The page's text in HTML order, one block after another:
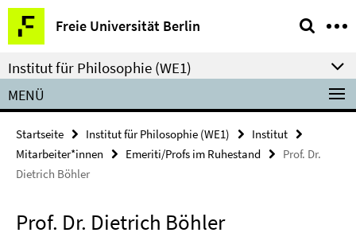
Springe
direkt
zu
Inhalt
Freie Universität Berlin
Service-
Navigation
Institut für Philosophie (WE1)
MENÜ
Startseite Institut für Philosophie (WE1)
Institut
Mitarbeiter*innen
Emeriti/Profs im Ruhestand
Prof. Dr.
Dietrich Böhler
Prof. Dr. Dietrich Böhler